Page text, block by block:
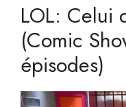
LOL: Celui
(Comic
épisodes)